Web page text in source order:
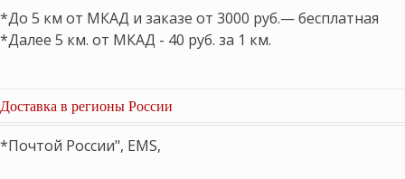
*До 5 км от МКАД и заказе от 3000 руб.— бесплатная
*Далее 5 км. от МКАД - 40 руб. за 1 км.
Доставка в регионы России
*Почтой России", EMS,